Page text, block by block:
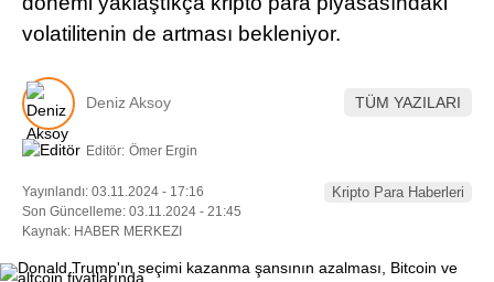
volatilitenin de artması bekleniyor.
Deniz Aksoy TÜM YAZILARI
Editör: Ömer Ergin
Yayınlandı: 03.11.2024 - 17:16
Son Güncelleme: 03.11.2024 - 21:45
Kaynak: HABER MERKEZI
Kripto Para Haberleri